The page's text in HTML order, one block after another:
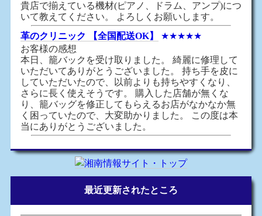
貴店で揃えている機材(ピアノ、ドラム、アンプ)につ
いて教えてください。 よろしくお願いします。
革のクリニック 【全国配送OK】
★★★★★
お客様の感想
本日、籠バックを受け取りました。 綺麗に修理して
いただいてありがとうございました。 持ち手を皮に
していただいたので、以前よりも持ちやすくなり、
さらに長く使えそうです。 購入した店舗が無くな
り、籠バッグを修正してもらえるお店がなかなか無
く困っていたので、大変助かりました。 この度は本
当にありがとうございました。
最近更新されたところ